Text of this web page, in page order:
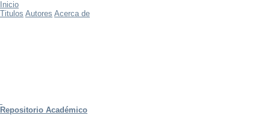
Inicio
Titulos Autores Acerca de
Repositorio Académico